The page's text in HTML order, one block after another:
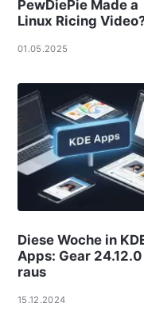
PewDiePie Made a
Linux Ricing
01.05.2025
Diese Woche in
Apps: Gear
raus
15.12.2024